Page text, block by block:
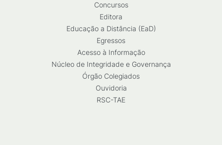
Concursos
Editora
Educação a Distância (EaD)
Egressos
Acesso à Informação
Núcleo de Integridade e Governança
Órgão Colegiados
Ouvidoria
RSC-TAE